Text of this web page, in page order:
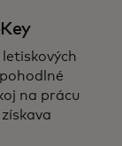
na prácu